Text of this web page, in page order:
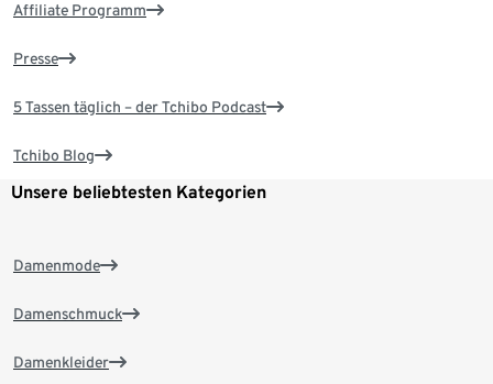
Affiliate Programm
Presse
5 Tassen täglich – der Tchibo Podcast
Tchibo Blog
Unsere beliebtesten Kategorien
Damenmode
Damenschmuck
Damenkleider